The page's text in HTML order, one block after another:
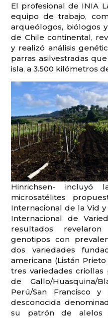
El profesional de INIA
equipo de trabajo,
arqueólogos, biólogos
de Chile continental,
y realizó análisis
parras asilvestradas
isla, a 3.500 kilómetros
Hinrichsen- incluyó
microsatélites
Internacional de la Vid
Internacional de
resultados
genotipos con
dos variedades
americana (Listán
tres variedades
de Gallo/Huasquina/
Perú/San Francisco
desconocida
su patrón de alelos